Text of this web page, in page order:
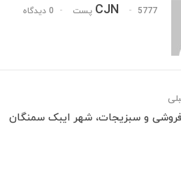
CJN 5777 پست 0 دیدگاه
فروشی و سبزیجات، شهر ایبک سمنگان